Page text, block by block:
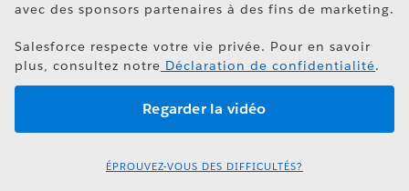
avec des sponsors partenaires à des fins de marketing.
Salesforce respecte votre vie privée. Pour en savoir
plus, consultez notre Déclaration de confidentialité.
ÉPROUVEZ-VOUS DES DIFFICULTÉS?